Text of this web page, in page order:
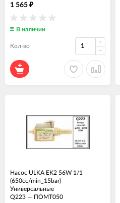
1 565 ₽
В наличии
Кол-во
Насос ULKA EK2 56W 1/1
(650cc/min_15bar)
Универсальные
Q223 — ПОМТ050